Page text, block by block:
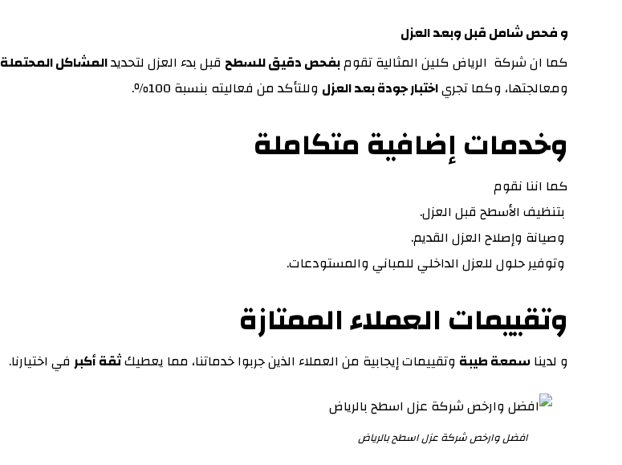
و فحص شامل قبل وبعد العزل
كما ان شركة الرياض كلين المثالية تقومبفحص دقيق للسطح قبل بدء العزل لتحديدالمشاكل المحتملة
ومعالجتها، وكما تجرياختبار جودة بعد العزل وللتأكد من فعاليته بنسبة 100٪.
وخدمات إضافية متكاملة
كما اننا نقوم
بتنظيف الأسطح قبل العزل.
وصيانة وإصلاح العزل القديم.
وتوفير حلول للعزل الداخلي للمباني والمستودعات.
وتقييمات العملاء الممتازة
و لديناسمعة طيبة وتقييمات إيجابية من العملاء الذين جربوا خدماتنا، مما يعطيكثقة أكبر في اختيارنا.
افضل وارخص شركة عزل اسطح بالرياض